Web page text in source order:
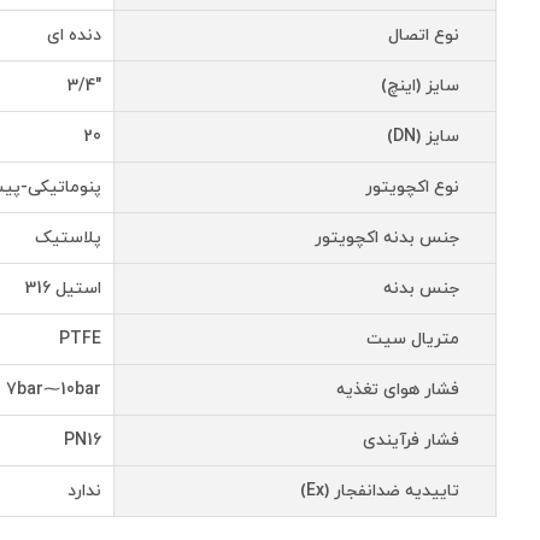
نوع اتصال دنده ای
سایز (اینچ) "3/4
سایز (DN) 20
نوع اکچویتور پنوماتیکی-
جنس بدنه اکچویتور پلاستیک
جنس بدنه استیل 316
متریال سیت PTFE
فشار هوای تغذیه 7bar⁓10bar
فشار فرآیندی PN16
تاییدیه ضدانفجار (Ex) ندارد